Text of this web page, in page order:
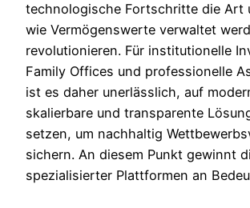
technologische Fortschritte die Art
wie Vermögenswerte verwaltet
revolutionieren. Für institutionelle
Family Offices und professionelle
ist es daher unerlässlich, auf
skalierbare und transparente
setzen, um nachhaltig
sichern. An diesem Punkt gewinnt
spezialisierter Plattformen an